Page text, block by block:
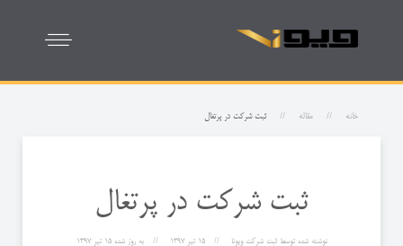
خانه مقاله ثبت شرکت در پرتغال
ثبت شرکت در پرتغال
نوشته شده توسطثبت شرکت ویونا 15 تیر 1397 به روز شده15 تیر 1397